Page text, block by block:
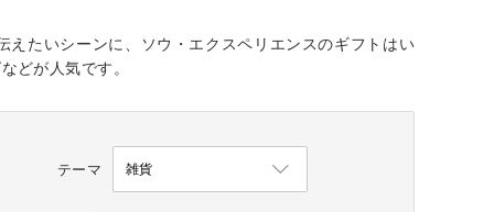
たいシーンに、ソウ・エクスペリエンスのギフトはい
どが人気です。
テーマ